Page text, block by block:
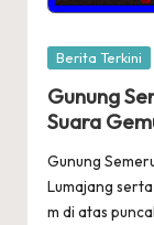
Posted
Berita Terkini
Gunung
Suara
Gunung
Lumajang
m di atas